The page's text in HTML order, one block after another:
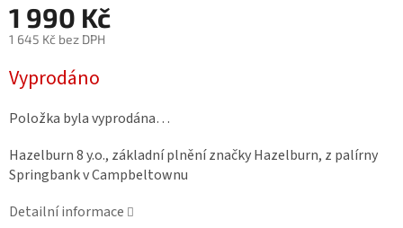
1 990 Kč
1 645 Kč bez DPH
cena:
Vyprodáno
Položka byla vyprodána…
Hazelburn 8 y.o., základní plnění značky Hazelburn, z palírny
Springbank v Campbeltownu
Detailní informace